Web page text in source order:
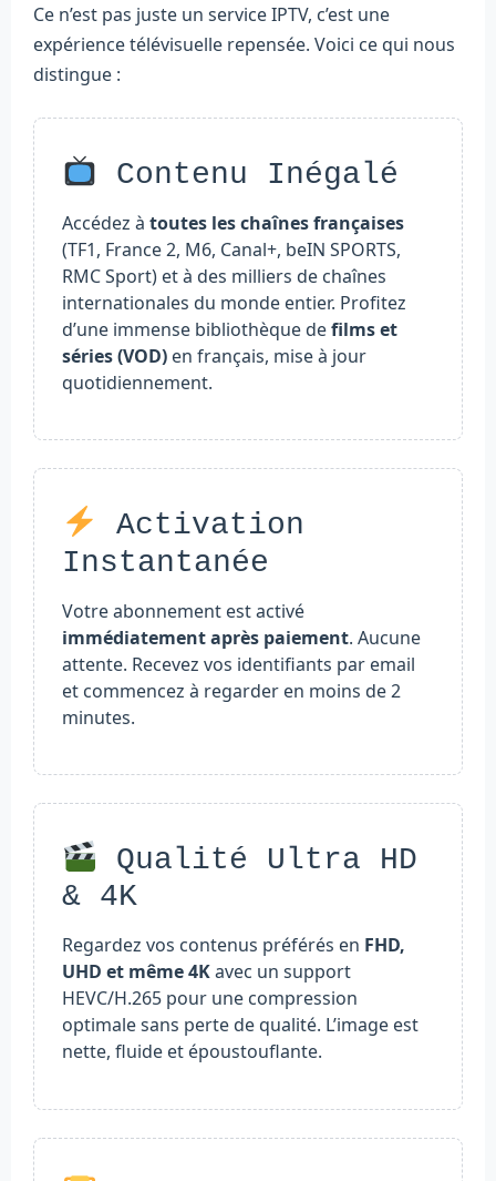
Ce n’est pas juste un service IPTV, c’est une
expérience télévisuelle repensée. Voici ce qui nous
distingue :
Contenu Inégalé
Accédez à toutes les chaînes françaises
(TF1, France 2, M6, Canal+, beIN SPORTS,
RMC Sport) et à des milliers de chaînes
internationales du monde entier. Profitez
d’une immense bibliothèque defilms et
séries (VOD) en français, mise à jour
quotidiennement.
Activation
Instantanée
Votre abonnement est activé
immédiatement après paiement. Aucune
attente. Recevez vos identifiants par email
et commencez à regarder en moins de 2
minutes.
Qualité Ultra HD
& 4K
Regardez vos contenus préférés en FHD,
UHD et même 4Kavec un support
HEVC/H.265 pour une compression
optimale sans perte de qualité. L’image est
nette, fluide et époustouflante.